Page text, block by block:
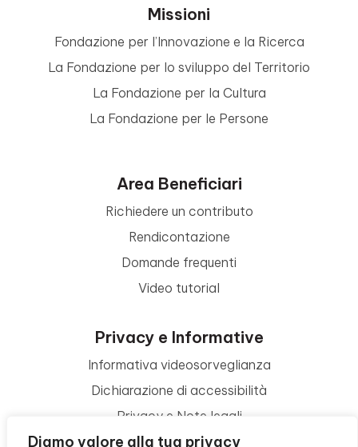
Diamo valore alla tua privacy
Missioni
Fondazione per l’Innovazione e la Ricerca
La Fondazione per lo sviluppo del Territorio
La Fondazione per la Cultura
La Fondazione per le Persone
Area Beneficiari
Richiedere un contributo
Rendicontazione
Domande frequenti
Video tutorial
Privacy e Informative
Informativa videosorveglianza
Dichiarazione di accessibilità
Privacy e Note legali
Termini di utilizzo